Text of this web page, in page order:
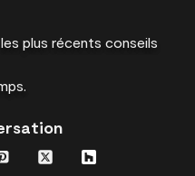
plus récents conseils